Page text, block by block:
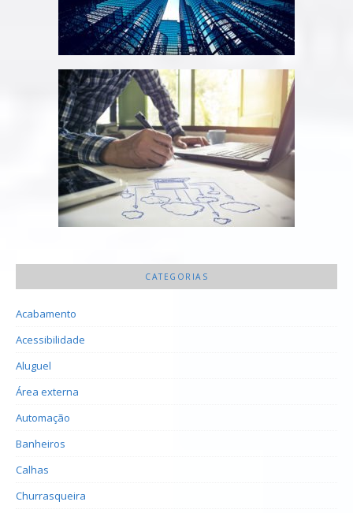
CATEGORIAS
Acabamento
Acessibilidade
Aluguel
Área externa
Automação
Banheiros
Calhas
Churrasqueira